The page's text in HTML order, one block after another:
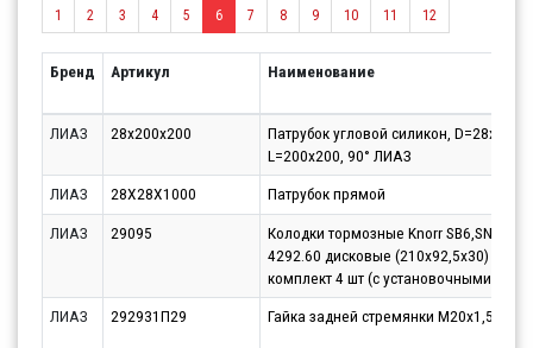
1 2 3 4 5 6 7 8 9 10 11 12
Бренд Артикул Наименование
ЛИАЗ 28x200x200
Патрубок угловой силикон, D=28x28,
L=200x200, 90° ЛИАЗ
ЛИАЗ
28X28X1000 Патрубок прямой
ЛИАЗ 29095
Колодки тормозные Knorr SB6,SN6
4292.60 дисковые (210x92,5x30)
комплект 4 шт (с установочными к
ЛИАЗ
292931П29 Гайка задней стремянки М20х1,5х24